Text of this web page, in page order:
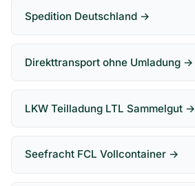
Spedition Deutschland →
Direkttransport ohne Umladung →
LKW Teilladung LTL Sammelgut →
Seefracht FCL Vollcontainer →